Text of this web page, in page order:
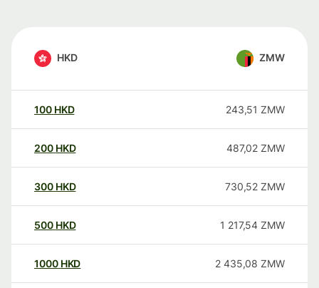
HKD ZMW
100 HKD 243,51 ZMW
200 HKD 487,02 ZMW
300 HKD 730,52 ZMW
500 HKD 1 217,54 ZMW
1000 HKD 2 435,08 ZMW